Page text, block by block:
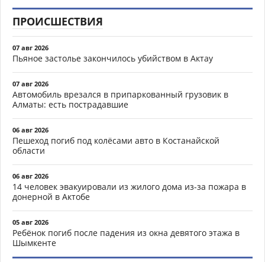
ПРОИСШЕСТВИЯ
07 авг 2026
Пьяное застолье закончилось убийством в Актау
07 авг 2026
Автомобиль врезался в припаркованный грузовик в
Алматы: есть пострадавшие
06 авг 2026
Пешеход погиб под колёсами авто в Костанайской
области
06 авг 2026
14 человек эвакуировали из жилого дома из-за пожара в
донерной в Актобе
05 авг 2026
Ребёнок погиб после падения из окна девятого этажа в
Шымкенте